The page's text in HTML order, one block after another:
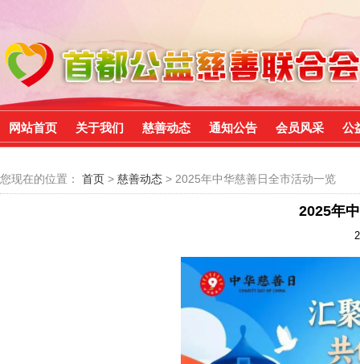
网站首页 关于我们 慈善动态 通知公告 会员风采 公
您现在的位置： 首页 > 慈善动态 > 2025年中华慈善日全市活动一览
2025年